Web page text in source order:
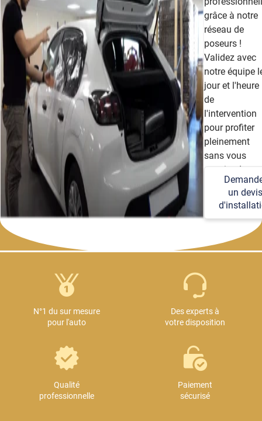
grâce à notre
réseau de
poseurs !
Validez avec
notre équipe
jour et l'heure
de
l'intervention
pour profiter
pleinement
sans vous
soucier des
détails
techniques et
logistiques.
un devis
N°1 du sur mesure
pour l'auto
Des experts à
votre disposition
Qualité
professionnelle
Paiement
sécurisé